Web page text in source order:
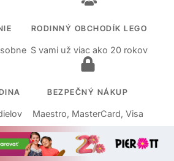
RODINNÝ OBCHODÍK LEGO
S vami už viac ako 20 rokov
BEZPEČNÝ NÁKUP
Maestro, MasterCard, Visa